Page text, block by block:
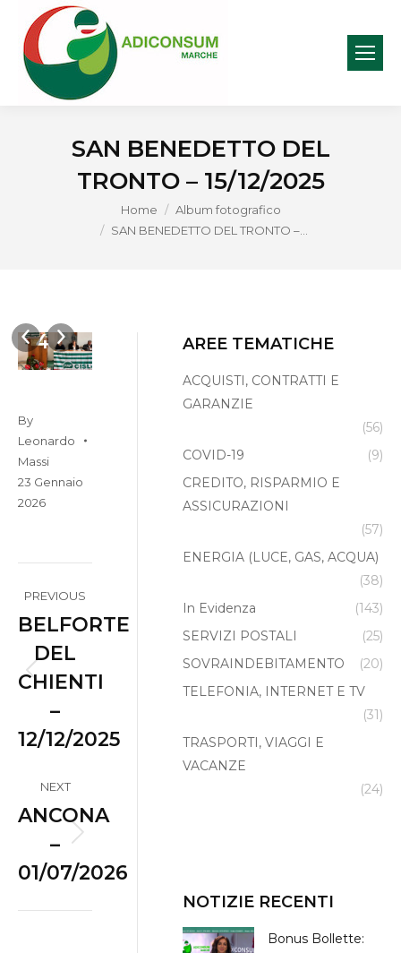
SAN BENEDETTO DEL
TRONTO – 15/12/2025
Home
Album fotografico
SAN BENEDETTO DEL TRONTO –…
4
5
ImmagineUNO
By
Leonardo
Massi
23 Gennaio
2026
navigation
PREVIOUS
Previous
album:
BELFORTE
DEL
CHIENTI
–
12/12/2025
NEXT
Next
album:
ANCONA
–
01/07/2026
AREE TEMATICHE
ACQUISTI, CONTRATTI E
GARANZIE
(56)
COVID-19
(9)
CREDITO, RISPARMIO E
ASSICURAZIONI
(57)
ENERGIA (LUCE, GAS, ACQUA)
(38)
In Evidenza
(143)
SERVIZI POSTALI
(25)
SOVRAINDEBITAMENTO
(20)
TELEFONIA, INTERNET E TV
(31)
TRASPORTI, VIAGGI E
VACANZE
(24)
NOTIZIE RECENTI
Bonus Bollette: